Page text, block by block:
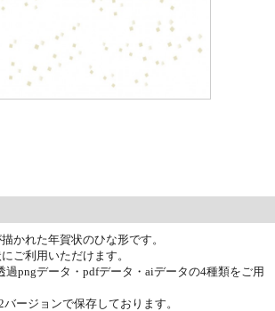
かれた年賀状のひな形です。
ご利用いただけます。
過pngデータ・pdfデータ・aiデータの4種類をご用
ージョンで保存しております。